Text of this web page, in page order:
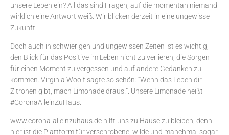
unsere Leben ein? All das sind Fragen, auf die momentan niemand
wirklich eine Antwort weiß. Wir blicken derzeit in eine ungewisse
Zukunft.
Doch auch in schwierigen und ungewissen Zeiten ist es wichtig,
den Blick für das Positive im Leben nicht zu verlieren, die Sorgen
für einen Moment zu vergessen und auf andere Gedanken zu
kommen. Virginia Woolf sagte so schön: “Wenn das Leben dir
Zitronen gibt, mach Limonade draus!”. Unsere Limonade heißt
#CoronaAlleinZuHaus.
www.corona-alleinzuhaus.de hilft uns zu Hause zu bleiben, denn
hier ist die Plattform für verschrobene, wilde und manchmal sogar